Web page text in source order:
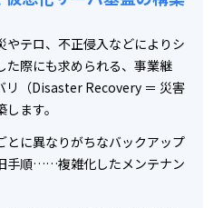
やテロ、不正侵入などによりシ
た際にも求められる、事業継
リ（Disaster Recovery ＝ 災害
ます。
とに異なりがちなバックアップ
手順……複雑化したメンテナン